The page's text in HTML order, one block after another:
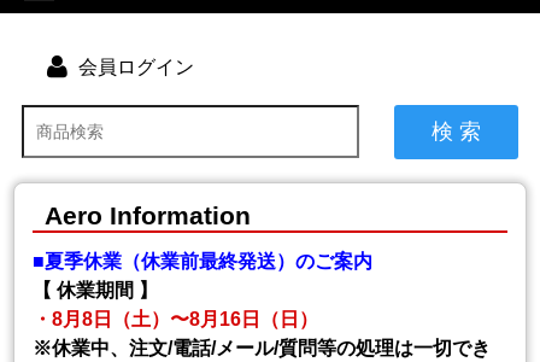
会員ログイン
検 索
Aero Information
■夏季休業（休業前最終発送）のご案内
【 休業期間 】
・8月8日（土）〜8月16日（日）
※休業中、注文/電話/メール/質問等の処理は一切でき